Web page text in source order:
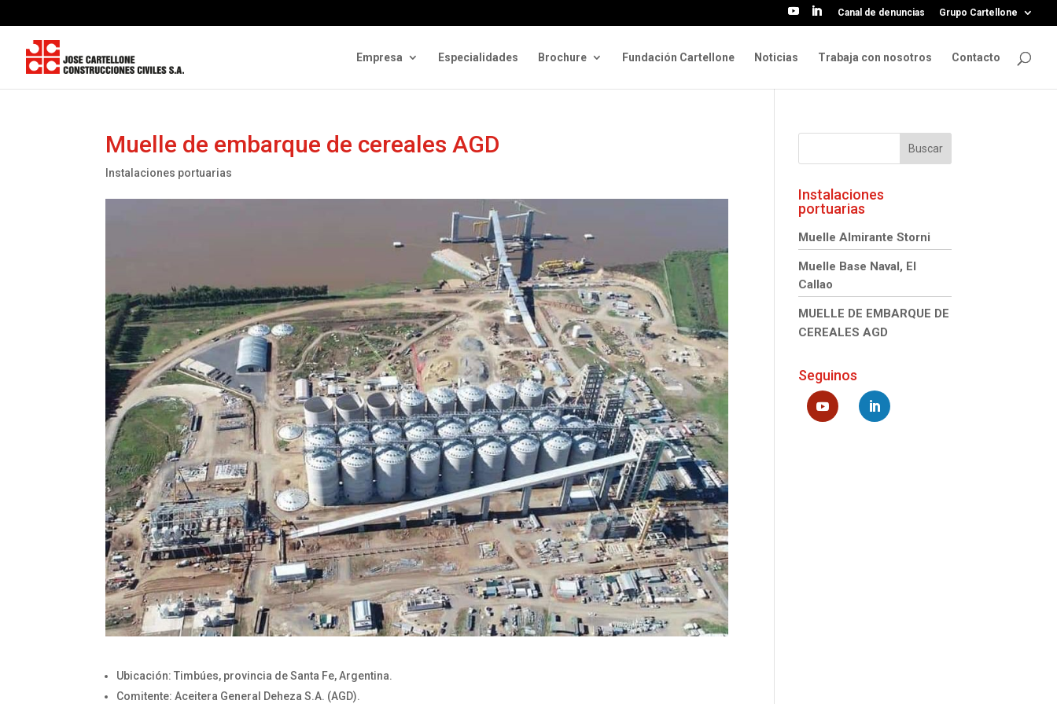
Canal de denuncias Grupo Cartellone
Empresa Especialidades Brochure Fundación Cartellone Noticias Trabaja con nosotros Contacto
Muelle de embarque de cereales AGD
Instalaciones portuarias
Ubicación: Timbúes, provincia de Santa Fe, Argentina.
Comitente: Aceitera General Deheza S.A. (AGD).
Instalaciones
portuarias
Muelle Almirante Storni
Muelle Base Naval, El
Callao
MUELLE DE EMBARQUE DE
CEREALES AGD
Seguinos